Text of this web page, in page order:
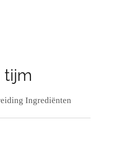
tijm
Ingrediënten